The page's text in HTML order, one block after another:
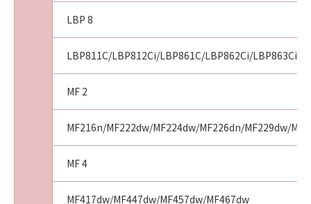
LBP 8
LBP811C/LBP812Ci/LBP861C/LBP862Ci/LBP863Ci
MF 2
MF216n/MF222dw/MF224dw/MF226dn/MF229dw/
MF 4
MF417dw/MF447dw/MF457dw/MF467dw